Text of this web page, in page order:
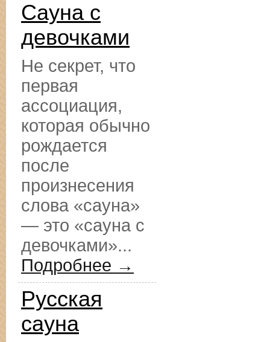
Сауна с
девочками
Не секрет, что
первая
ассоциация,
которая обычно
рождается
после
произнесения
слова «сауна»
— это «сауна с
девочками»...
Подробнее →
Русская
сауна